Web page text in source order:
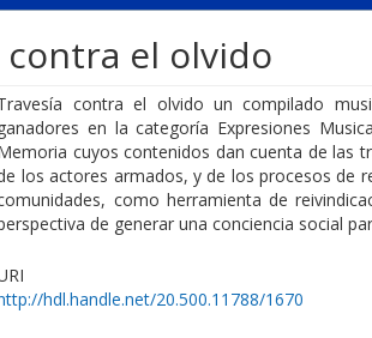
contra el olvido
contra el olvido un compilado
en la categoría Expresiones
cuyos contenidos dan cuenta de las
los actores armados, y de los procesos de
como herramienta de
de generar una conciencia social
hdl.handle.net/20.500.11788/1670